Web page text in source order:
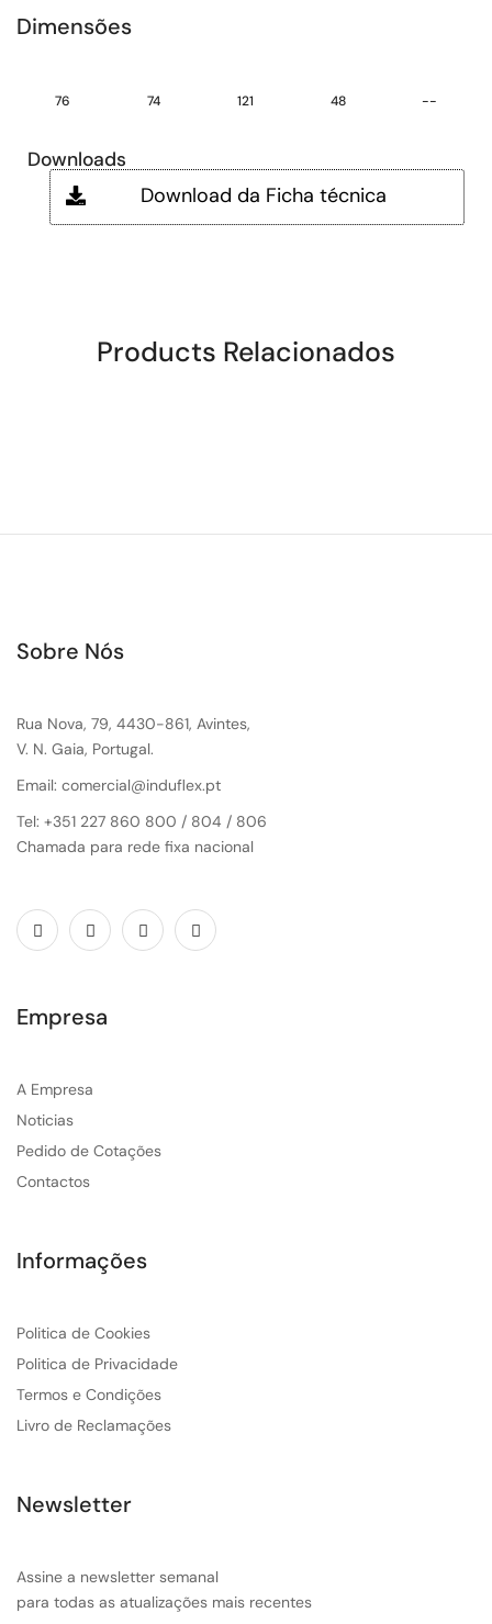
Dimensões
76 74 121 48 --
Downloads
Download da Ficha técnica
Products Relacionados
Sobre Nós
Rua Nova, 79, 4430-861, Avintes,
V. N. Gaia, Portugal.
Email: comercial@induflex.pt
Tel: +351 227 860 800 / 804 / 806
Chamada para rede fixa nacional
Empresa
A Empresa
Noticias
Pedido de Cotações
Contactos
Informações
Politica de Cookies
Politica de Privacidade
Termos e Condições
Livro de Reclamações
Newsletter
Assine a newsletter semanal
para todas as atualizações mais recentes